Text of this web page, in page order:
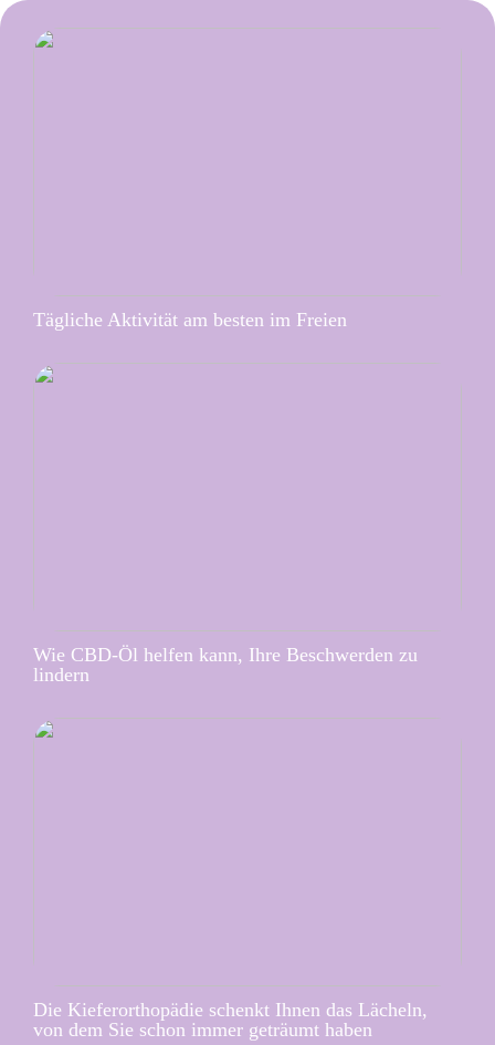
Tägliche Aktivität am besten im Freien
Wie CBD-Öl helfen kann, Ihre Beschwerden zu
lindern
Die Kieferorthopädie schenkt Ihnen das Lächeln,
von dem Sie schon immer geträumt haben